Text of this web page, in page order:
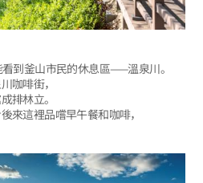
到釜山市民的休息區——溫泉川。
咖啡街，
排林立。
來這裡品嚐早午餐和咖啡，